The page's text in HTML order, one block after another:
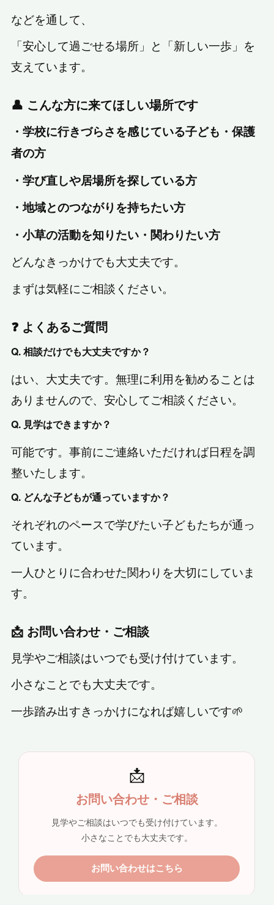
などを通して、
「安心して過ごせる場所」と「新しい一歩」を
支えています。
👤 こんな方に来てほしい場所です
・学校に行きづらさを感じている子ども・保護
者の方
・学び直しや居場所を探している方
・地域とのつながりを持ちたい方
・小草の活動を知りたい・関わりたい方
どんなきっかけでも大丈夫です。
まずは気軽にご相談ください。
❓ よくあるご質問
Q. 相談だけでも大丈夫ですか？
はい、大丈夫です。無理に利用を勧めることは
ありませんので、安心してご相談ください。
Q. 見学はできますか？
可能です。事前にご連絡いただければ日程を調
整いたします。
Q. どんな子どもが通っていますか？
それぞれのペースで学びたい子どもたちが通っ
ています。
一人ひとりに合わせた関わりを大切にしていま
す。
📩 お問い合わせ・ご相談
見学やご相談はいつでも受け付けています。
小さなことでも大丈夫です。
一歩踏み出すきっかけになれば嬉しいです🌱